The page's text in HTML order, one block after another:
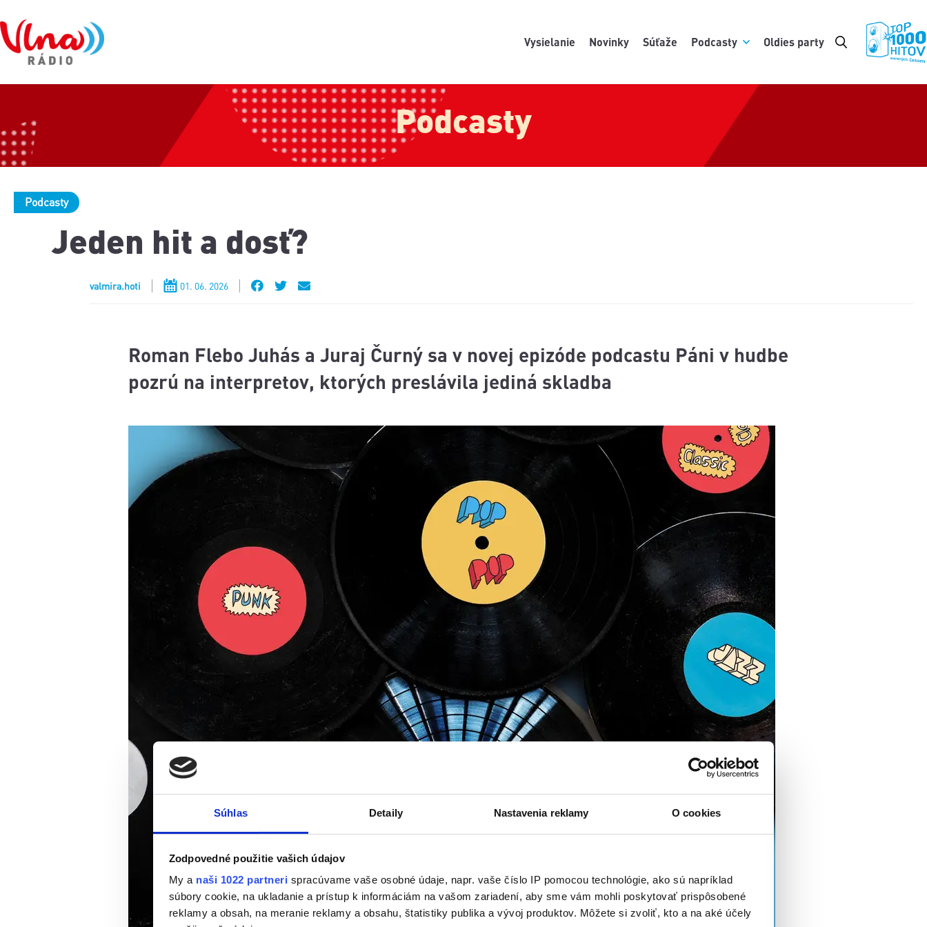
Súhlas Detaily Nastavenia reklamy O cookies
Zodpovedné použitie vašich údajov
My a naši 1022 partneri spracúvame vaše osobné údaje, napr. vaše číslo IP pomocou technológie, ako sú napríklad
súbory cookie, na ukladanie a prístup k informáciám na vašom zariadení, aby sme vám mohli poskytovať prispôsobené
reklamy a obsah, na meranie reklamy a obsahu, štatistiky publika a vývoj produktov. Môžete si zvoliť, kto a na aké účely
Vysielanie Novinky Súťaže Podcasty Oldies party
Podcasty
Podcasty
Jeden hit a dosť?
valmira.hoti 01. 06. 2026
Roman Flebo Juhás a Juraj Čurný sa v novej epizóde podcastu Páni v hudbe
pozrú na interpretov, ktorých preslávila jediná skladba